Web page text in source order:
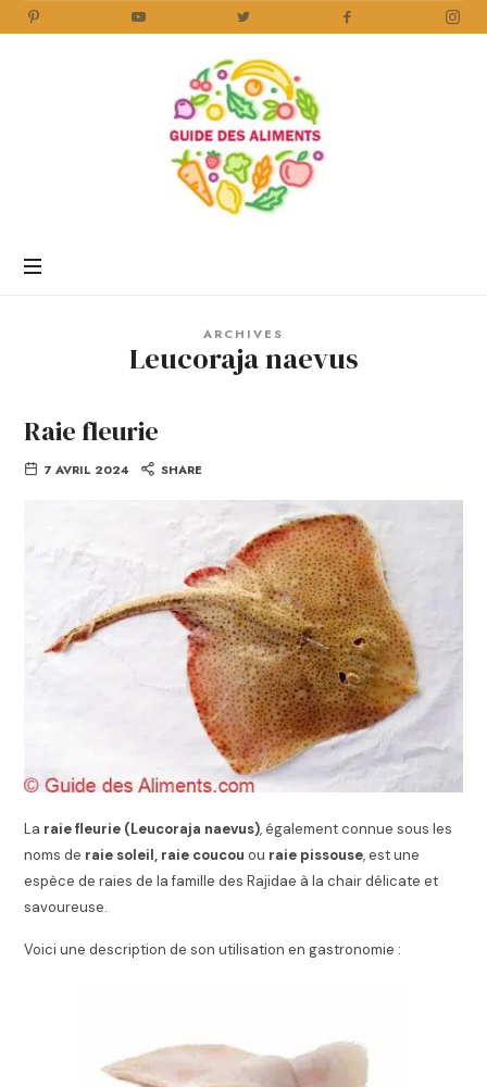
Aliments
ARCHIVES
Leucoraja naevus
Raie fleurie
7 AVRIL 2024 SHARE
La raie fleurie (Leucoraja naevus), également connue sous les
noms de raie soleil, raie coucou ou raie pissouse, est une
espèce de raies de la famille des Rajidae à la chair délicate et
savoureuse.
Voici une description de son utilisation en gastronomie :